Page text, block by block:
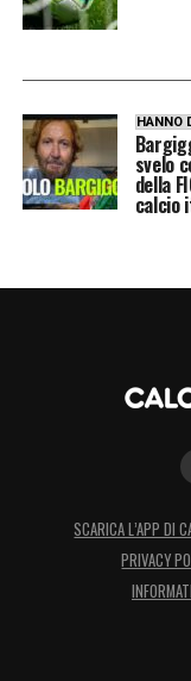
LA PLAYLIST
HANNO
svelo
della
calcio
SCARICA L’APP DI
PRIVACY